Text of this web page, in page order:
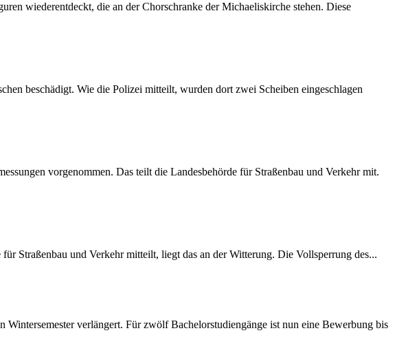
wiederentdeckt, die an der Chorschranke der Michaeliskirche stehen. Diese
beschädigt. Wie die Polizei mitteilt, wurden dort zwei Scheiben eingeschlagen
vorgenommen. Das teilt die Landesbehörde für Straßenbau und Verkehr mit.
Straßenbau und Verkehr mitteilt, liegt das an der Witterung. Die Vollsperrung des...
verlängert. Für zwölf Bachelorstudiengänge ist nun eine Bewerbung bis